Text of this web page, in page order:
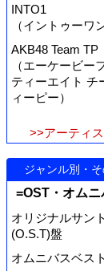
INTO1
（イントゥーワ
AKB48 Team TP
（エーケービー
ティーエイト チ
ィーピー）
>>アーティ
ジャンル別・
=OST・オムニ
オリジナルサン
(O.S.T)盤
オムニバスベスト